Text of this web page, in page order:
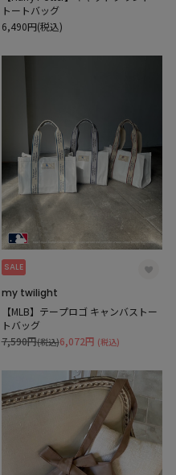
トートバッグ
6,490円(税込)
SALE
my twilight
【MLB】テープロゴ キャンバストー
トバッグ
6,072円 (税込)
7,590円(税込)